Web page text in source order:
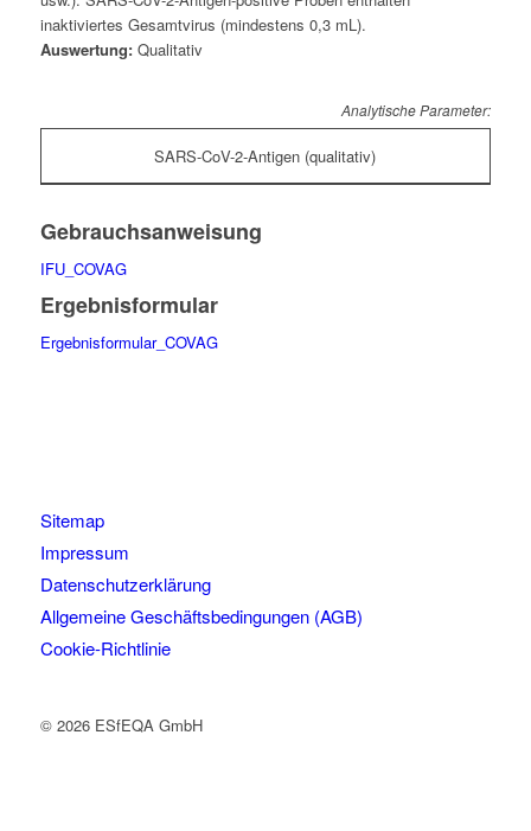
inaktiviertes Gesamtvirus (mindestens 0,3 mL).
Auswertung:Qualitativ
Analytische Parameter:
SARS-CoV-2-Antigen (qualitativ)
Gebrauchsanweisung
IFU_COVAG
Ergebnisformular
Ergebnisformular_COVAG
Sitemap
Impressum
Datenschutzerklärung
Allgemeine Geschäftsbedingungen (AGB)
Cookie-Richtlinie
© 2026 ESfEQA GmbH